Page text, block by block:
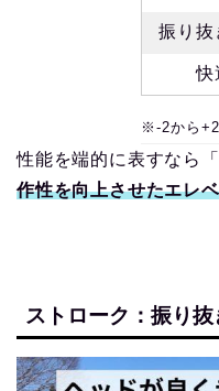
振り抜
快
※-2から
性能を端的に表すなら「
作性を向上させたエレ
ストローク：振り